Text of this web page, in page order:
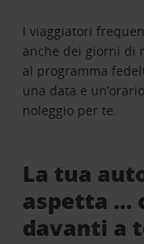
I viaggiatori
anche dei giorni di
al programma
una data e
noleggio per te.
La tua
aspetta …
davanti a